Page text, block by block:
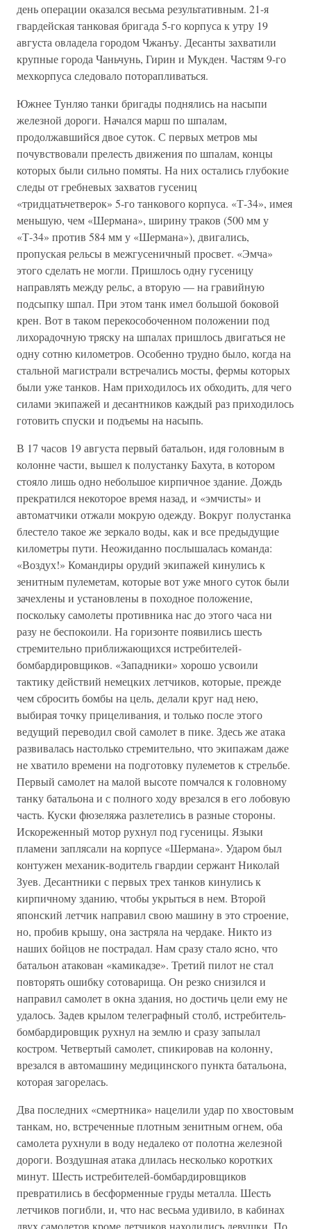
день операции оказался весьма результативным. 21-я
гвардейская танковая бригада 5-го корпуса к утру 19
августа овладела городом Чжанъу. Десанты захватили
крупные города Чаньчунь, Гирин и Мукден. Частям 9-го
мехкорпуса следовало поторапливаться.
Южнее Тунляо танки бригады поднялись на насыпи
железной дороги. Начался марш по шпалам,
продолжавшийся двое суток. С первых метров мы
почувствовали прелесть движения по шпалам, концы
которых были сильно помяты. На них остались глубокие
следы от гребневых захватов гусениц
«тридцатьчетверок» 5-го танкового корпуса. «Т-34», имея
меньшую, чем «Шермана», ширину траков (500 мм у
«Т-34» против 584 мм у «Шермана»), двигались,
пропуская рельсы в межгусеничный просвет. «Эмча»
этого сделать не могли. Пришлось одну гусеницу
направлять между рельс, а вторую — на гравийную
подсыпку шпал. При этом танк имел большой боковой
крен. Вот в таком перекособоченном положении под
лихорадочную тряску на шпалах пришлось двигаться не
одну сотню километров. Особенно трудно было, когда на
стальной магистрали встречались мосты, фермы которых
были уже танков. Нам приходилось их обходить, для чего
силами экипажей и десантников каждый раз приходилось
готовить спуски и подъемы на насыпь.
В 17 часов 19 августа первый батальон, идя головным в
колонне части, вышел к полустанку Бахута, в котором
стояло лишь одно небольшое кирпичное здание. Дождь
прекратился некоторое время назад, и «эмчисты» и
автоматчики отжали мокрую одежду. Вокруг полустанка
блестело такое же зеркало воды, как и все предыдущие
километры пути. Неожиданно послышалась команда:
«Воздух!» Командиры орудий экипажей кинулись к
зенитным пулеметам, которые вот уже много суток были
зачехлены и установлены в походное положение,
поскольку самолеты противника нас до этого часа ни
разу не беспокоили. На горизонте появились шесть
стремительно приближающихся истребителей-
бомбардировщиков. «Западники» хорошо усвоили
тактику действий немецких летчиков, которые, прежде
чем сбросить бомбы на цель, делали круг над нею,
выбирая точку прицеливания, и только после этого
ведущий переводил свой самолет в пике. Здесь же атака
развивалась настолько стремительно, что экипажам даже
не хватило времени на подготовку пулеметов к стрельбе.
Первый самолет на малой высоте помчался к головному
танку батальона и с полного ходу врезался в его лобовую
часть. Куски фюзеляжа разлетелись в разные стороны.
Искореженный мотор рухнул под гусеницы. Языки
пламени заплясали на корпусе «Шермана». Ударом был
контужен механик-водитель гвардии сержант Николай
Зуев. Десантники с первых трех танков кинулись к
кирпичному зданию, чтобы укрыться в нем. Второй
японский летчик направил свою машину в это строение,
но, пробив крышу, она застряла на чердаке. Никто из
наших бойцов не пострадал. Нам сразу стало ясно, что
батальон атакован «камикадзе». Третий пилот не стал
повторять ошибку сотоварища. Он резко снизился и
направил самолет в окна здания, но достичь цели ему не
удалось. Задев крылом телеграфный столб, истребитель-
бомбардировщик рухнул на землю и сразу запылал
костром. Четвертый самолет, спикировав на колонну,
врезался в автомашину медицинского пункта батальона,
которая загорелась.
Два последних «смертника» нацелили удар по хвостовым
танкам, но, встреченные плотным зенитным огнем, оба
самолета рухнули в воду недалеко от полотна железной
дороги. Воздушная атака длилась несколько коротких
минут. Шесть истребителей-бомбардировщиков
превратились в бесформенные груды металла. Шесть
летчиков погибли, и, что нас весьма удивило, в кабинах
двух самолетов кроме летчиков находились девушки. По